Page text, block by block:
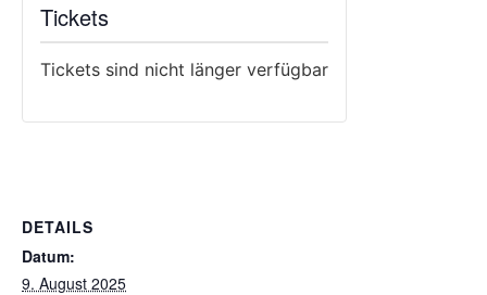
DETAILS
Datum:
9. August 2025
Tickets
Tickets sind nicht länger verfügbar